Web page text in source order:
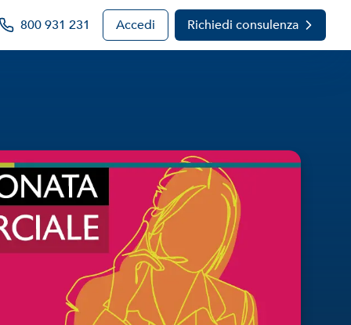
800 931 231 Accedi Richiedi consulenza